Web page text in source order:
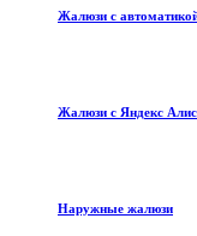
Жалюзи с
Жалюзи с Яндекс
Наружные жалюзи